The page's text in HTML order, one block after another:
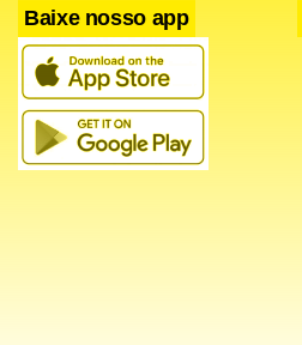
Baixe nosso app